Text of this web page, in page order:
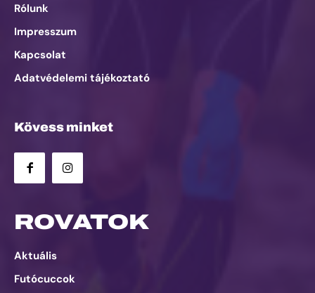
Rólunk
Impresszum
Kapcsolat
Adatvédelemi tájékoztató
Kövess minket
ROVATOK
Aktuális
Futócuccok